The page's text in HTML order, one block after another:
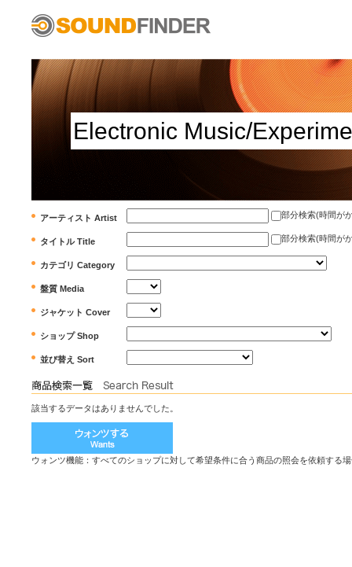
アーティスト Artist 部分検索(時間が
タイトル Title 部分検索(時間が
カテゴリ Category
盤質 Media
ジャケット Cover
ショップ Shop
並び替え Sort
該当するデータはありませんでした。
ウォンツ機能：すべてのショップに対して希望条件に合う商品の照会を依頼する